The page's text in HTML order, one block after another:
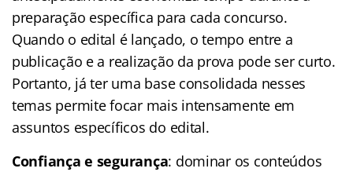
preparação específica para cada concurso.
Quando o edital é lançado, o tempo entre a
publicação e a realização da prova pode ser curto.
Portanto, já ter uma base consolidada nesses
temas permite focar mais intensamente em
assuntos específicos do edital.
Confiança e segurança: dominar os conteúdos